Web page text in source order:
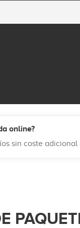
online?
sin coste